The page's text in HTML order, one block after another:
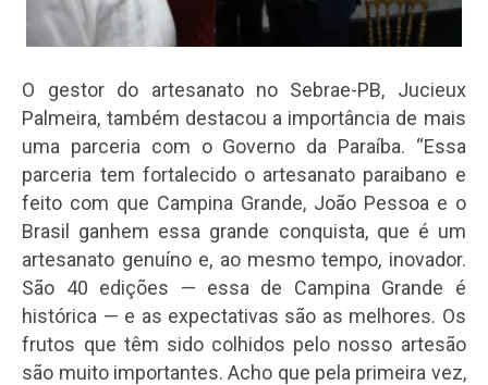
O gestor do artesanato no Sebrae-PB, Jucieux
Palmeira, também destacou a importância de mais
uma parceria com o Governo da Paraíba. “Essa
parceria tem fortalecido o artesanato paraibano e
feito com que Campina Grande, João Pessoa e o
Brasil ganhem essa grande conquista, que é um
artesanato genuíno e, ao mesmo tempo, inovador.
São 40 edições — essa de Campina Grande é
histórica — e as expectativas são as melhores. Os
frutos que têm sido colhidos pelo nosso artesão
são muito importantes. Acho que pela primeira vez,